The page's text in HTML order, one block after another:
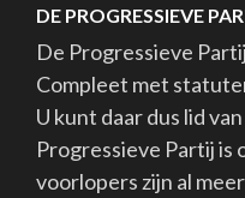
DE PROGRESSIEVE
De Progressieve
Compleet met
U kunt daar dus lid
Progressieve Partij is
voorlopers zijn al